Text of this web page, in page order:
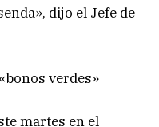
dijo el Jefe de
verdes»
martes en el